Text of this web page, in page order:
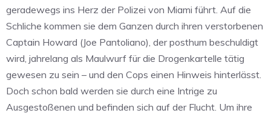
geradewegs ins Herz der Polizei von Miami führt. Auf die
Schliche kommen sie dem Ganzen durch ihren verstorbenen
Captain Howard (Joe Pantoliano), der posthum beschuldigt
wird, jahrelang als Maulwurf für die Drogenkartelle tätig
gewesen zu sein – und den Cops einen Hinweis hinterlässt.
Doch schon bald werden sie durch eine Intrige zu
Ausgestoßenen und befinden sich auf der Flucht. Um ihre